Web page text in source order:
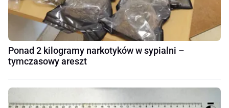
Ponad 2 kilogramy narkotyków w sypialni –
tymczasowy areszt